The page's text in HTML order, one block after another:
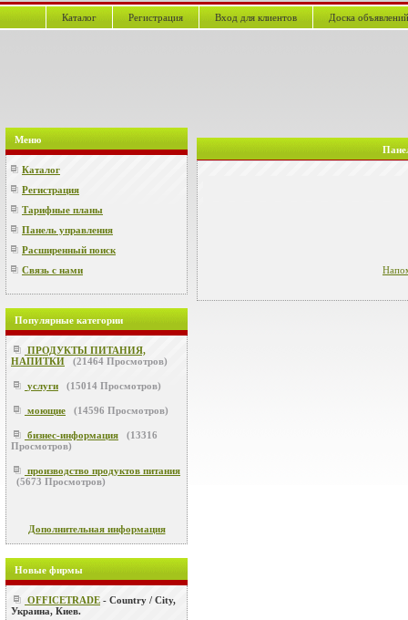
Каталог Регистрация Вход для клиентов Доска объявлений
Меню
Каталог
Регистрация
Тарифные планы
Панель управления
Расширенный поиск
Связь с нами
Популярные категории
ПРОДУКТЫ ПИТАНИЯ,
НАПИТКИ
(21464 Просмотров)
услуги (15014 Просмотров)
моющие (14596 Просмотров)
бизнес-информация (13316
Просмотров)
производство продуктов питания
(5673 Просмотров)
Дополнительная информация
Новые фирмы
OFFICETRADE - Country / City,
Украина, Киев.